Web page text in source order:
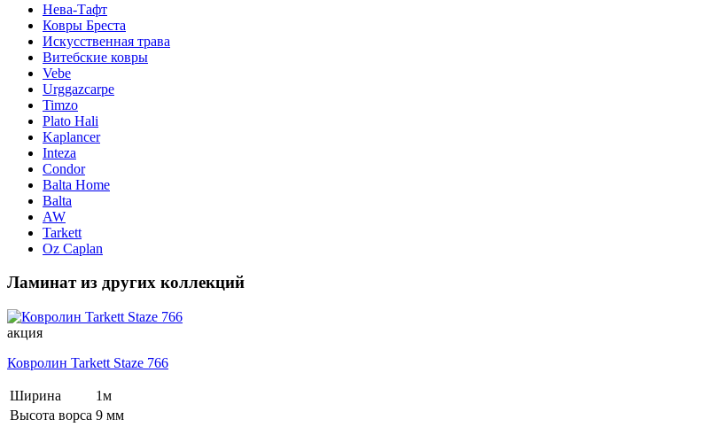
Нева-Тафт
Ковры Бреста
Искусственная трава
Витебские ковры
Vebe
Urggazcarpe
Timzo
Plato Hali
Kaplancer
Inteza
Condor
Balta Home
Balta
AW
Tarkett
Oz Caplan
Ламинат из других коллекций
акция
Ковролин Tarkett Staze 766
Ширина
1м
Высота ворса 9 мм